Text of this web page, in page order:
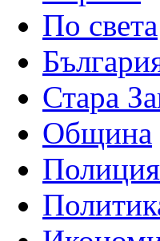
По света
Стара
Община
Полиция